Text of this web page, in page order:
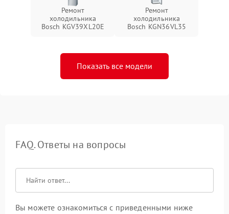
Ремонт
холодильника
Bosch KGV39XL20E
Ремонт
холодильника
Bosch KGN36VL35
Показать все модели
FAQ. Ответы на вопросы
Вы можете ознакомиться с приведенными ниже